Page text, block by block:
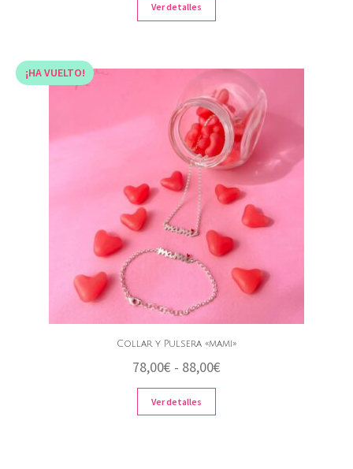
hasta
110,00€
Ver detalles
¡HA VUELTO!
Collar y Pulsera «mami»
78,00€ - 88,00€
Ver detalles